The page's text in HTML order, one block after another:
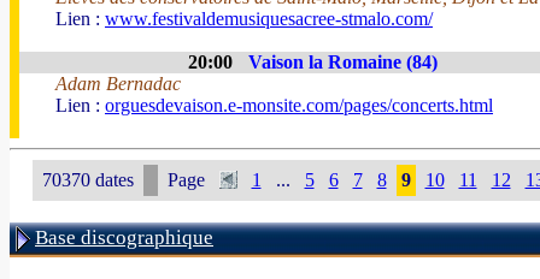
Lien : www.festivaldemusiquesacree-stmalo.com/
20:00
Vaison la Romaine (84)
Adam Bernadac
Lien : orguesdevaison.e-monsite.com/pages/concerts.html
70370 dates Page 1 ... 5 6 7 8 9 10 11 12
Base discographique